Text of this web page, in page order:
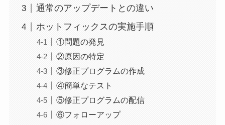
通常のアップデートとの違い
ホットフィックスの実施手順
①問題の発見
②原因の特定
③修正プログラムの作成
④簡単なテスト
⑤修正プログラムの配信
⑥フォローアップ